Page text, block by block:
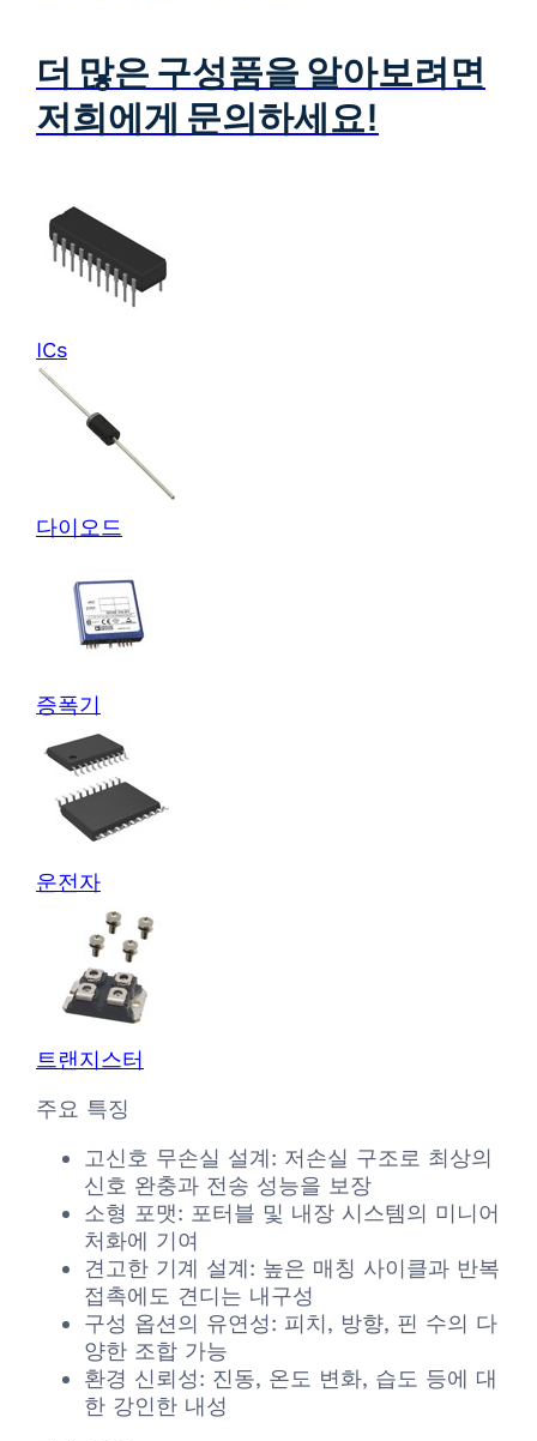
더 많은 구성품을 알아보려면
저희에게 문의하세요!
ICs
다이오드
증폭기
운전자
트랜지스터
주요 특징
고신호 무손실 설계: 저손실 구조로 최상의
신호 완충과 전송 성능을 보장
소형 포맷: 포터블 및 내장 시스템의 미니어
처화에 기여
견고한 기계 설계: 높은 매칭 사이클과 반복
접촉에도 견디는 내구성
구성 옵션의 유연성: 피치, 방향, 핀 수의 다
양한 조합 가능
환경 신뢰성: 진동, 온도 변화, 습도 등에 대
한 강인한 내성